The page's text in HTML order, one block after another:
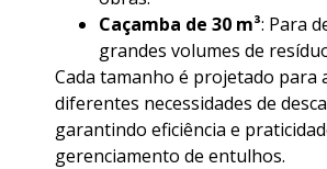
Caçamba de 30 m³: Para
grandes volumes de
Cada tamanho é projetado para
diferentes necessidades de
garantindo eficiência e
gerenciamento de entulhos.